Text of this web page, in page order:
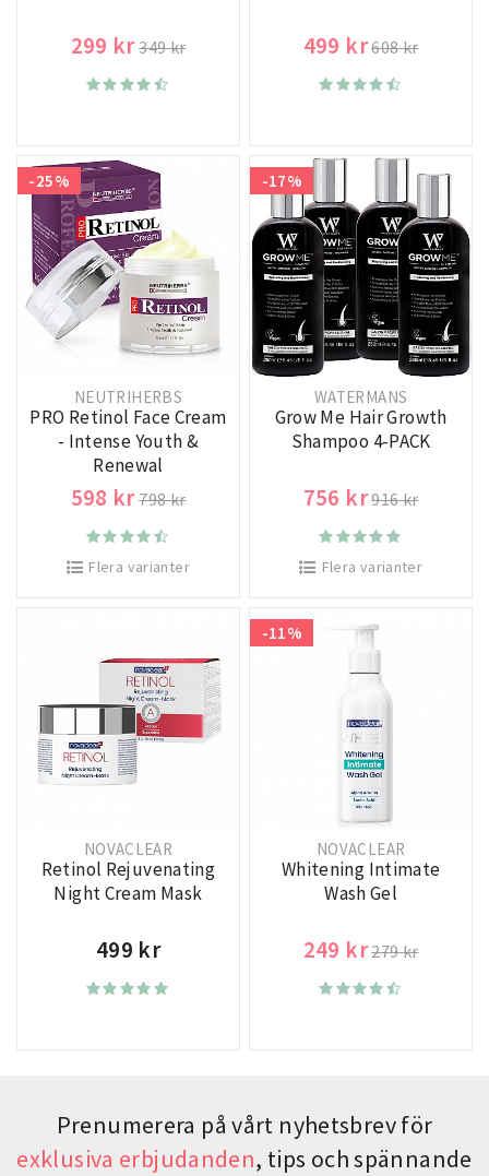
299 kr349 kr 499 kr608 kr
-25%
NEUTRIHERBS
PRO Retinol Face Cream
- Intense Youth &
Renewal
598 kr798 kr
Flera varianter
-17%
WATERMANS
Grow Me Hair Growth
Shampoo 4-PACK
756 kr916 kr
Flera varianter
NOVACLEAR
Retinol Rejuvenating
Night Cream Mask
499 kr
-11%
NOVACLEAR
Whitening Intimate
Wash Gel
249 kr279 kr
Prenumerera på vårt nyhetsbrev för
exklusiva erbjudanden, tips och spännande